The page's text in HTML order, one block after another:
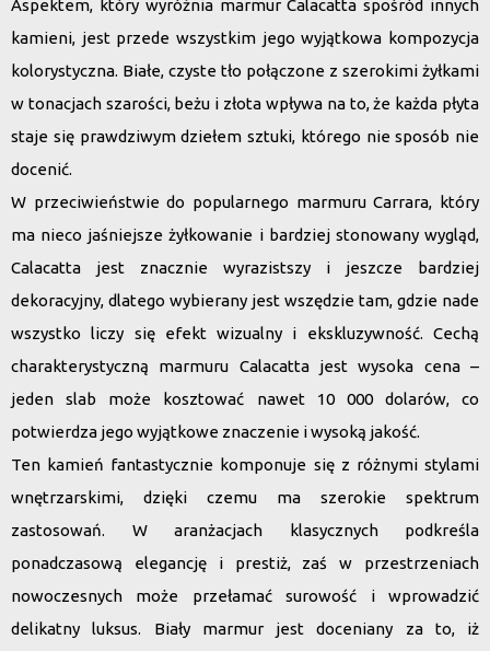
Aspektem, który wyróżnia marmur Calacatta spośród innych
kamieni, jest przede wszystkim jego wyjątkowa kompozycja
kolorystyczna. Białe, czyste tło połączone z szerokimi żyłkami
w tonacjach szarości, beżu i złota wpływa na to, że każda płyta
staje się prawdziwym dziełem sztuki, którego nie sposób nie
docenić.
W przeciwieństwie do popularnego marmuru Carrara, który
ma nieco jaśniejsze żyłkowanie i bardziej stonowany wygląd,
Calacatta jest znacznie wyrazistszy i jeszcze bardziej
dekoracyjny, dlatego wybierany jest wszędzie tam, gdzie nade
wszystko liczy się efekt wizualny i ekskluzywność. Cechą
charakterystyczną marmuru Calacatta jest wysoka cena –
jeden slab może kosztować nawet 10 000 dolarów, co
potwierdza jego wyjątkowe znaczenie i wysoką jakość.
Ten kamień fantastycznie komponuje się z różnymi stylami
wnętrzarskimi, dzięki czemu ma szerokie spektrum
zastosowań. W aranżacjach klasycznych podkreśla
ponadczasową elegancję i prestiż, zaś w przestrzeniach
nowoczesnych może przełamać surowość i wprowadzić
delikatny luksus. Biały marmur jest doceniany za to, iż